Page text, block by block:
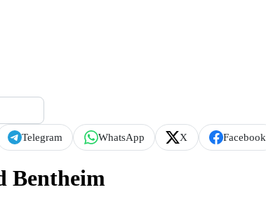
Telegram WhatsApp X Facebook
Bentheim